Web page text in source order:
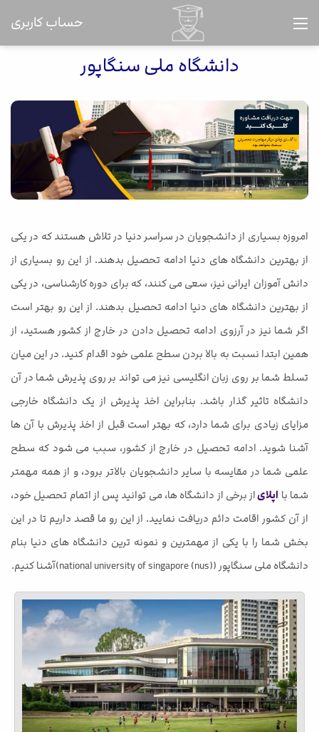
حساب کاربری
دانشگاه ملی سنگاپور
امروزه بسیاری از دانشجویان در سراسر دنیا در تلاش هستند که در یکی
از بهترین دانشگاه های دنیا ادامه تحصیل بدهند. از این رو بسیاری از
دانش آموزان ایرانی نیز، سعی می کنند، که برای دوره کارشناسی، در یکی
از بهترین دانشگاه های دنیا ادامه تحصیل بدهند. از این رو بهتر است
اگر شما نیز در آرزوی ادامه تحصیل دادن در خارج از کشور هستید، از
همین ابتدا نسبت به بالا بردن سطح علمی خود اقدام کنید. در این میان
تسلط شما بر روی زبان انگلیسی نیز می تواند بر روی پذیرش شما در آن
دانشگاه تاثیر گذار باشد. بنابراین اخذ پذیرش از یک دانشگاه خارجی
مزایای زیادی برای شما دارد، که بهتر است قبل از اخذ پذیرش با آن ها
آشنا شوید. ادامه تحصیل در خارج از کشور، سبب می شود که سطح
علمی شما در مقایسه با سایر دانشجویان بالاتر برود، و از همه مهمتر
شما با اپلایاز برخی از دانشگاه ها، می توانید پس از اتمام تحصیل خود،
از آن کشور اقامت دائم دریافت نمایید. از این رو ما قصد داریم تا در این
بخش شما را با یکی از مهمترین و نمونه ترین دانشگاه های دنیا بنام
دانشگاه ملی سنگاپور (national university of singapore (nus))آشنا کنیم.